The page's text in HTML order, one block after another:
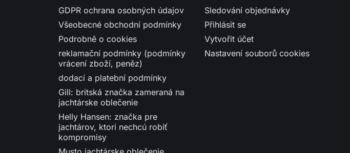
Helly Hansen: značka pre
jachtárov, ktorí nechcú robiť
kompromisy
Musto jachtárske oblečenie
Mapa stránek